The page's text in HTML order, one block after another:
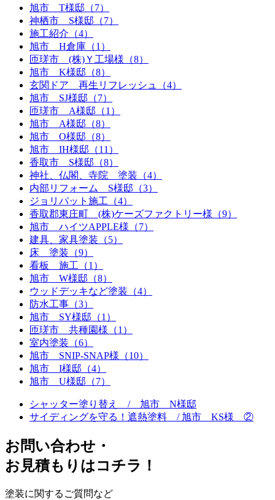
旭市 T様邸（7）
神栖市 S様邸（7）
施工紹介（4）
旭市 H倉庫（1）
匝瑳市 (株)Ｙ工場様（8）
旭市 K様邸（8）
玄関ドア 再生リフレッシュ（4）
旭市 SJ様邸（7）
匝瑳市 A様邸（1）
旭市 A様邸（8）
旭市 O様邸（8）
旭市 IH様邸（11）
香取市 S様邸（8）
神社、仏閣、寺院 塗装（4）
内部リフォーム S様邸（3）
ジョリパット施工（4）
香取郡東庄町 (株)ケーズファクトリー様（9）
旭市 ハイツAPPLE様（7）
建具、家具塗装（5）
床 塗装（9）
看板 施工（1）
旭市 W様邸（8）
ウッドデッキなど塗装（4）
防水工事（3）
旭市 SY様邸（1）
匝瑳市 共種園様（1）
室内塗装（6）
旭市 SNIP-SNAP様（10）
旭市 I様邸（4）
旭市 U様邸（7）
シャッター塗り替え / 旭市 N様邸
サイディングを守る！遮熱塗料 / 旭市 KS様 ②
お問い合わせ ・
お⾒積もりはコチラ！
塗装に関するご質問など